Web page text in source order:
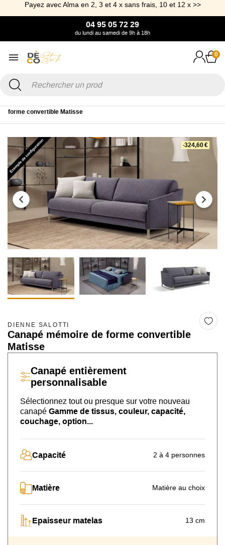
Payez avec Alma en 2, 3 et 4 x sans frais, 10 et 12 x >>
04 95 05 72 29
du lundi au samedi de 9h à 18h
0
forme convertible Matisse
-324,60 €
DIENNE SALOTTI
Canapé mémoire de forme convertible
Matisse
Canapé entièrement
personnalisable
Sélectionnez tout ou presque sur votre nouveau
canapé Gamme de tissus, couleur, capacité,
couchage, option...
Capacité 2 à 4 personnes
Matière Matière au choix
Epaisseur matelas 13 cm